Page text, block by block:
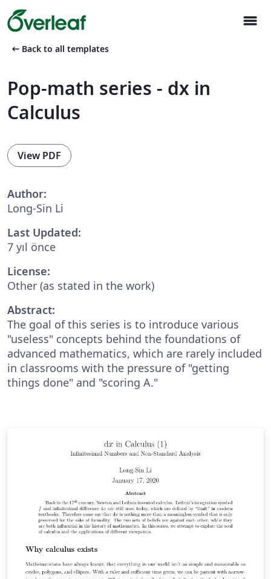
menu
arrow_left_alt Back to all templates
Pop-math series - dx in
Calculus
View PDF
Author:
Long-Sin Li
Last Updated:
7 yıl önce
License:
Other (as stated in the work)
Abstract:
The goal of this series is to introduce various
"useless" concepts behind the foundations of
advanced mathematics, which are rarely included
in classrooms with the pressure of "getting
things done" and "scoring A."